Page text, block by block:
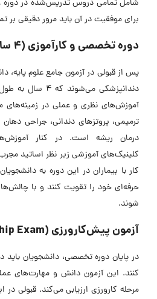
شامل تمامی دروس تدریس‌شده در دوره
برای موفقیت در آن باید مرور دقیقی بر
دوره تخصصی و کارآموزی (4 سال)
پس از قبولی در آزمون جامع علوم پایه،
دندانپزشکی
آموزش‌های نظری و عملی در زمینه‌های
ترمیمی، پروتز‌های دندانی، جراحی
درمان ریشه است. در کنار
کلینیک‌های آموزشی زیر نظر اساتید
کار با بیماران در این دوره به
حرفه‌ای خود را تقویت کنند و با
شوند.
آزمون پیش‌کارورزی (Pre-Internship Exam)
در پایان دوره تخصصی، دانشجویان
کنند. این آزمون دانش و مهارت‌های
مرحله کارورزی ارزیابی می‌کند. قبولی